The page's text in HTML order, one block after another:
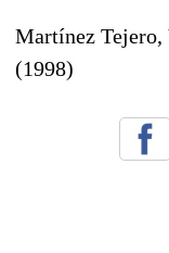
Martínez Tejero,
(1998)